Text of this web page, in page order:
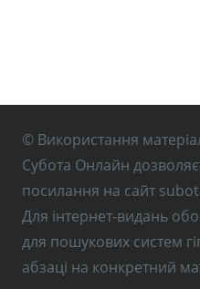
© Використання
Субота Онлайн
посилання на сайт
Для інтернет-видань
для пошукових систем
абзаці на конкретний